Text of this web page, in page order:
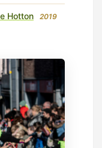
Hotton 2019